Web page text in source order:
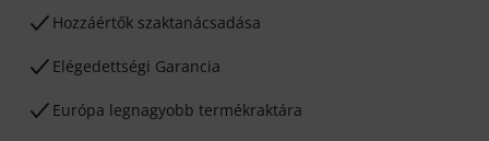
Hozzáértők szaktanácsadása
Elégedettségi Garancia
Európa legnagyobb termékraktára